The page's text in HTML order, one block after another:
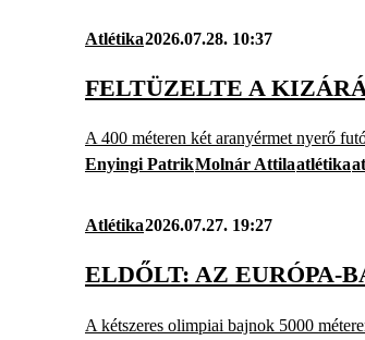
Atlétika2026.07.28. 10:37
FELTÜZELTE A
A 400 méteren két aranyérmet nyerő
Enyingi PatrikMolnár Attilaatlétika
Atlétika2026.07.27. 19:27
ELDŐLT: AZ EURÓPA-
A kétszeres olimpiai bajnok 5000